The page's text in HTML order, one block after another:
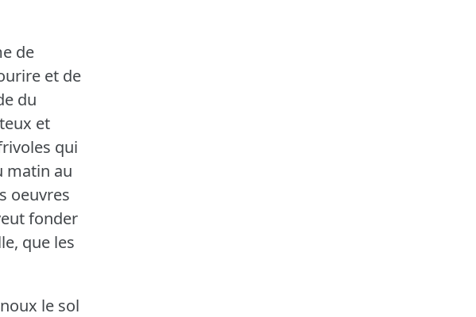
de
et de
du
et
qui
matin au
oeuvres
fonder
que les
le sol